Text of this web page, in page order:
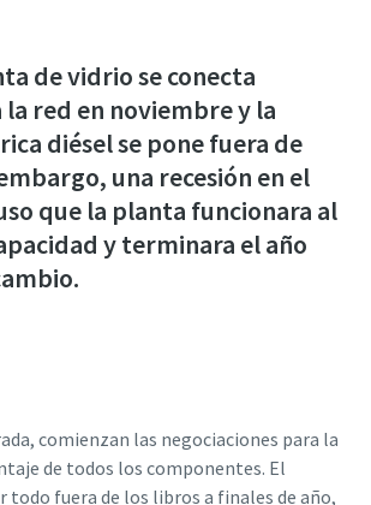
de vidrio se conecta
red en noviembre y la
diésel se pone fuera de
una recesión en el
que la planta funcionara al
y terminara el año
comienzan las negociaciones para la
de todos los componentes. El
todo fuera de los libros a finales de año,